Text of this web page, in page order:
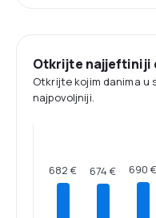
Otkrijte najjeftiniji
Otkrijte kojim danima u
najpovoljniji.
682 € 674 € 690 €